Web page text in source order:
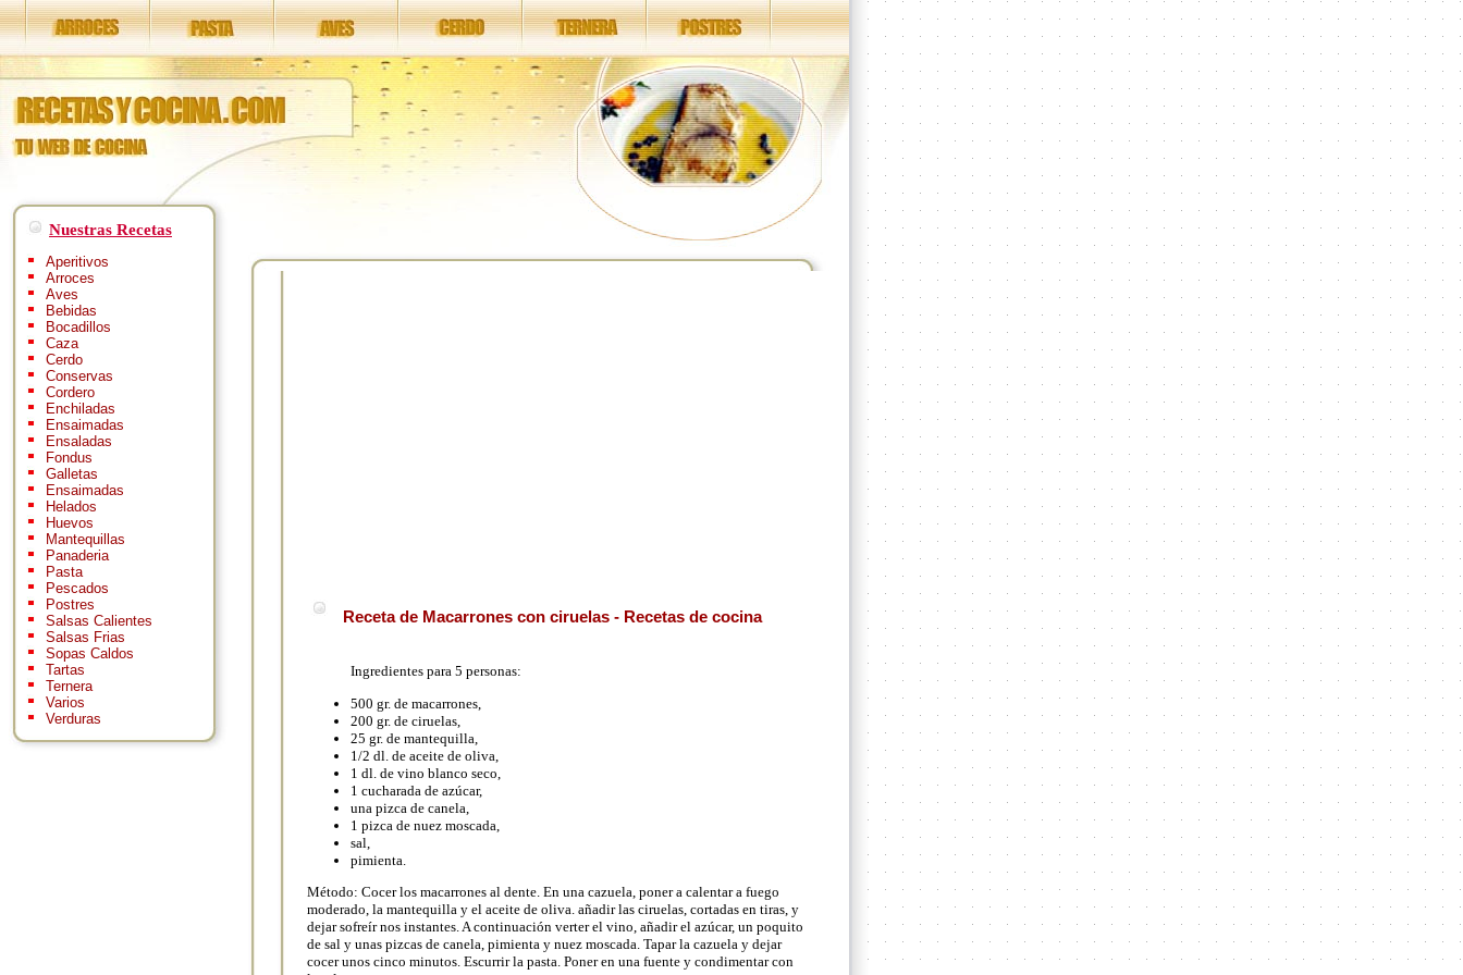
Nuestras Recetas
Aperitivos
Arroces
Aves
Bebidas
Bocadillos
Caza
Cerdo
Conservas
Cordero
Enchiladas
Ensaimadas
Ensaladas
Fondus
Galletas
Ensaimadas
Helados
Huevos
Mantequillas
Panaderia
Pasta
Pescados
Postres
Salsas Calientes
Salsas Frias
Sopas Caldos
Tartas
Ternera
Varios
Verduras
Receta de Macarrones con ciruelas - Recetas de cocina
Ingredientes para 5 personas:
500 gr. de macarrones,
200 gr. de ciruelas,
25 gr. de mantequilla,
1/2 dl. de aceite de oliva,
1 dl. de vino blanco seco,
1 cucharada de azúcar,
una pizca de canela,
1 pizca de nuez moscada,
sal,
pimienta.
Método: Cocer los macarrones al dente. En una cazuela, poner a calentar a fuego
moderado, la mantequilla y el aceite de oliva. añadir las ciruelas, cortadas en tiras, y
dejar sofreír nos instantes. A continuación verter el vino, añadir el azúcar, un poquito
de sal y unas pizcas de canela, pimienta y nuez moscada. Tapar la cazuela y dejar
cocer unos cinco minutos. Escurrir la pasta. Poner en una fuente y condimentar con